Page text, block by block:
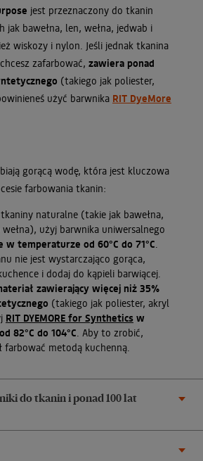
jest przeznaczony do tkanin
jak bawełna, len, wełna, jedwab i
wiskozy i nylon. Jeśli jednak tkanina
zafarbować, zawiera ponad
(takiego jak poliester,
użyć barwnika RIT DyeMore
gorącą wodę, która jest kluczowa
farbowania tkanin:
naturalne (takie jak bawełna,
użyj barwnika uniwersalnego
w temperaturze od 60°C do 71°C
nie jest wystarczająco gorąca,
i dodaj do kąpieli barwiącej.
zawierający więcej niż 35%
(takiego jak poliester, akryl
RIT DYEMORE for Synthetics w
82°C do 104°C . Aby to zrobić,
farbować metodą kuchenną.
do tkanin i ponad 100 lat